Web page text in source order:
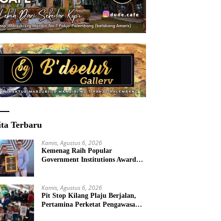
Terbaru
Kamis, Agustus 6, 2026
Kemenag Raih Popular
Government Institutions Award
Kamis, Agustus 6, 2026
Pit Stop Kilang Plaju Berjalan,
Pertamina Perketat Pengawasan